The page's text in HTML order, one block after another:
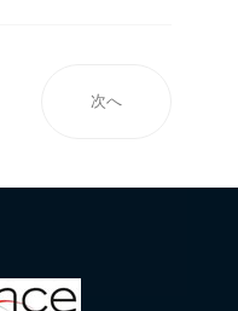
次へ